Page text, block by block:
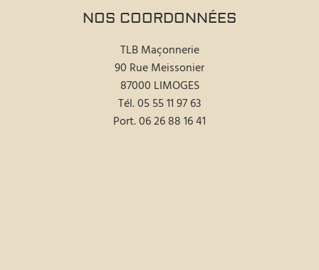
NOS COORDONNÉES
TLB Maçonnerie
90 Rue Meissonier
87000 LIMOGES
Tél.05 55 11 97 63
Port.06 26 88 16 41